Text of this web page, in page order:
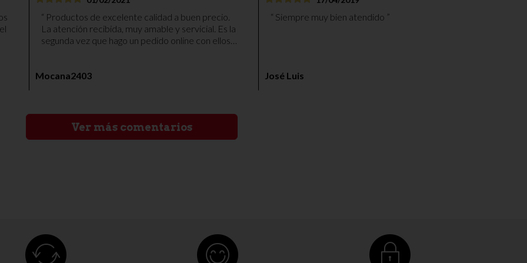
La atención recibida, muy amable y servicial. Es la
segunda vez que hago un pedido online con ellos y
Mocana2403
Siempre muy bien atendido
José Luis
Ver más comentarios